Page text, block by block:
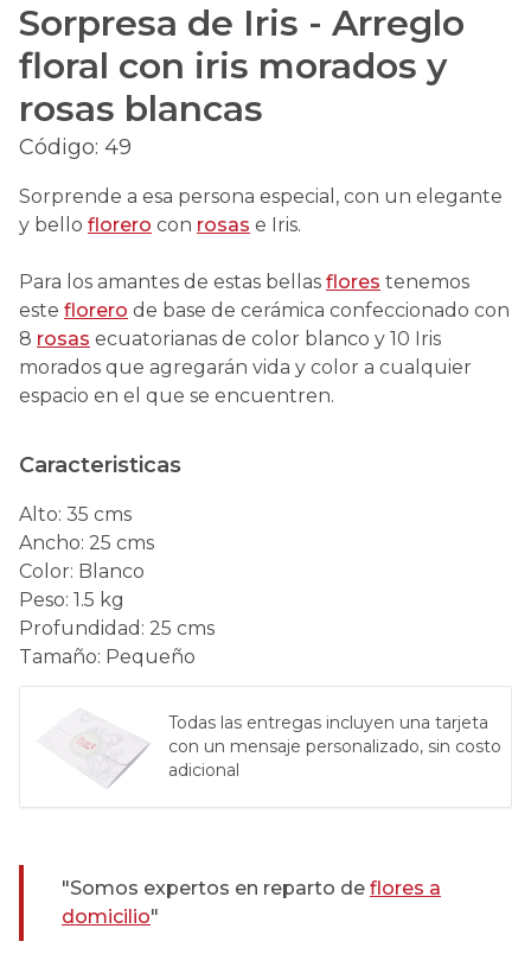
Sorpresa de Iris - Arreglo
floral con iris morados y
rosas blancas
Código: 49
Sorprende a esa persona especial, con un elegante
y bello florero con rosas e Iris.
Para los amantes de estas bellas flores tenemos
este florero de base de cerámica confeccionado con
8 rosas ecuatorianas de color blanco y 10 Iris
morados que agregarán vida y color a cualquier
espacio en el que se encuentren.
Caracteristicas
Alto: 35 cms
Ancho: 25 cms
Color: Blanco
Peso: 1.5 kg
Profundidad : 25 cms
Tamaño: Pequeño
Todas las entregas incluyen una tarjeta
con un mensaje personalizado, sin costo
adicional
"Somos expertos en reparto de flores a
domicilio"